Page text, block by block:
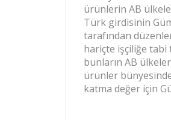
ürünlerin AB
Türk girdisinin
tarafından
hariçte işçiliğe
bunların AB
ürünler
katma değer için